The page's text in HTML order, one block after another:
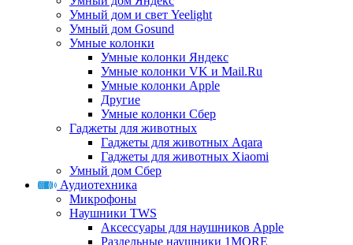
Умный дом и свет Yeelight
Умный дом Gosund
Умные колонки
Умные колонки Яндекс
Умные колонки VK и Mail.Ru
Умные колонки Apple
Другие
Умные колонки Сбер
Гаджеты для животных
Гаджеты для животных Aqara
Гаджеты для животных Xiaomi
Умный дом Сбер
Аудиотехника
Микрофоны
Наушники TWS
Аксессуары для наушников Apple
Раздельные наушники 1MORE